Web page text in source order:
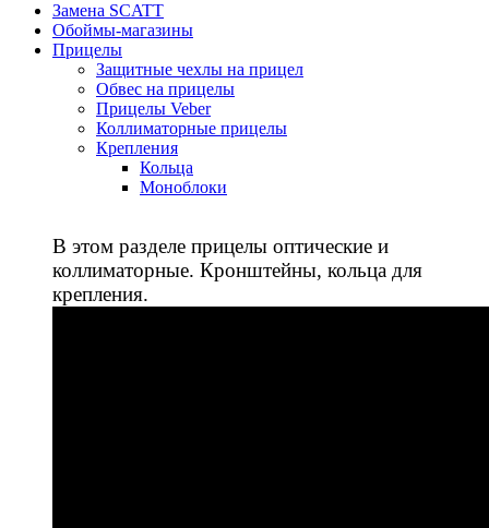
Замена SCATT
Обоймы-магазины
Прицелы
Защитные чехлы на прицел
Обвес на прицелы
Прицелы Veber
Коллиматорные прицелы
Крепления
Кольца
Моноблоки
В этом разделе прицелы оптические и
коллиматорные. Кронштейны, кольца для
крепления.